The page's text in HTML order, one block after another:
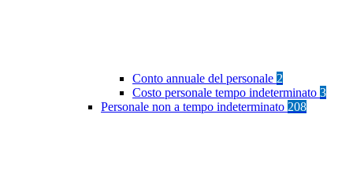
Conto annuale del personale 2
Costo personale tempo indeterminato 3
Personale non a tempo indeterminato 208